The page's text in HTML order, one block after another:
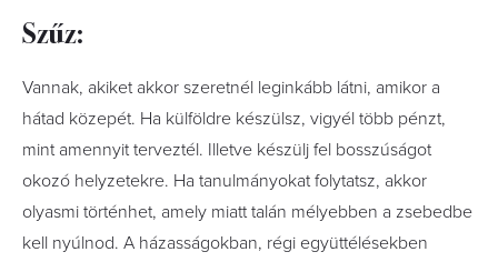
Szűz:
Vannak, akiket akkor szeretnél leginkább látni, amikor a
hátad közepét. Ha külföldre készülsz, vigyél több pénzt,
mint amennyit terveztél. Illetve készülj fel bosszúságot
okozó helyzetekre. Ha tanulmányokat folytatsz, akkor
olyasmi történhet, amely miatt talán mélyebben a zsebedbe
kell nyúlnod. A házasságokban, régi együttélésekben